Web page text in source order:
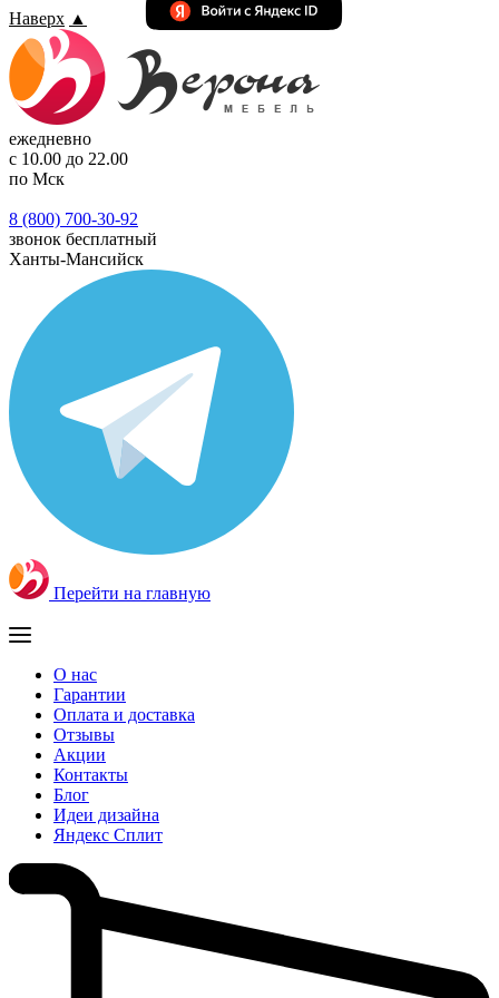
Наверх ▲
ежедневно
с 10.00 до 22.00
по Мск
8 (800) 700-30-92
звонок бесплатный
Ханты-Мансийск
Перейти на главную
О нас
Гарантии
Оплата и доставка
Отзывы
Акции
Контакты
Блог
Идеи дизайна
Яндекс Сплит